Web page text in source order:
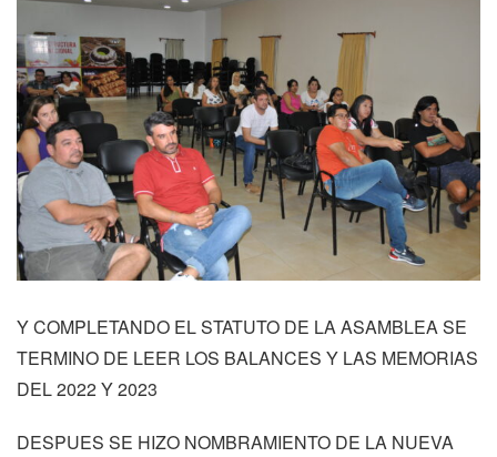
Y COMPLETANDO EL STATUTO DE LA ASAMBLEA SE
TERMINO DE LEER LOS BALANCES Y LAS MEMORIAS
DEL 2022 Y 2023
DESPUES SE HIZO NOMBRAMIENTO DE LA NUEVA